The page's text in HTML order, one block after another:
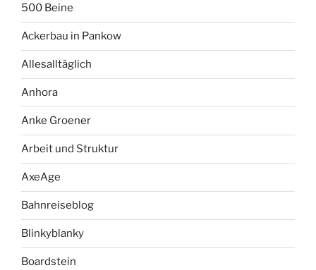
500 Beine
Ackerbau in Pankow
Allesalltäglich
Anhora
Anke Groener
Arbeit und Struktur
AxeAge
Bahnreiseblog
Blinkyblanky
Boardstein